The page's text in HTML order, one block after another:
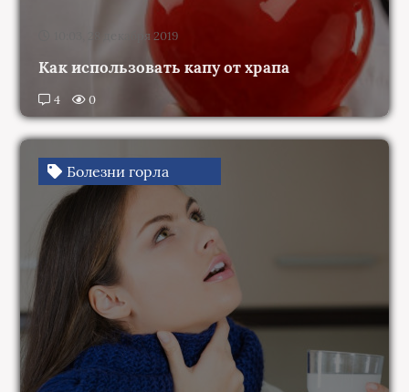
10:03, 28 декабря 2019
Как использовать капу от храпа
4 0
Болезни горла
09:04, 30 августа 2022